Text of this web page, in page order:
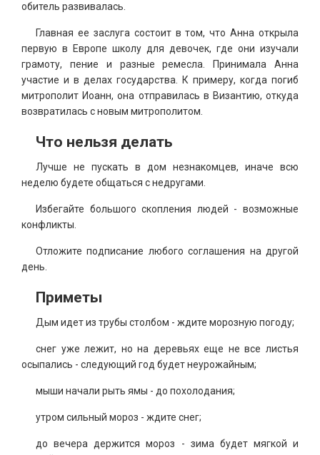
обитель развивалась.
Главная ее заслуга состоит в том, что Анна открыла
первую в Европе школу для девочек, где они изучали
грамоту, пение и разные ремесла. Принимала Анна
участие и в делах государства. К примеру, когда погиб
митрополит Иоанн, она отправилась в Византию, откуда
возвратилась с новым митрополитом.
Что нельзя делать
Лучше не пускать в дом незнакомцев, иначе всю
неделю будете общаться с недругами.
Избегайте большого скопления людей - возможные
конфликты.
Отложите подписание любого соглашения на другой
день.
Приметы
Дым идет из трубы столбом - ждите морозную погоду;
снег уже лежит, но на деревьях еще не все листья
осыпались - следующий год будет неурожайным;
мыши начали рыть ямы - до похолодания;
утром сильный мороз - ждите снег;
до вечера держится мороз - зима будет мягкой и